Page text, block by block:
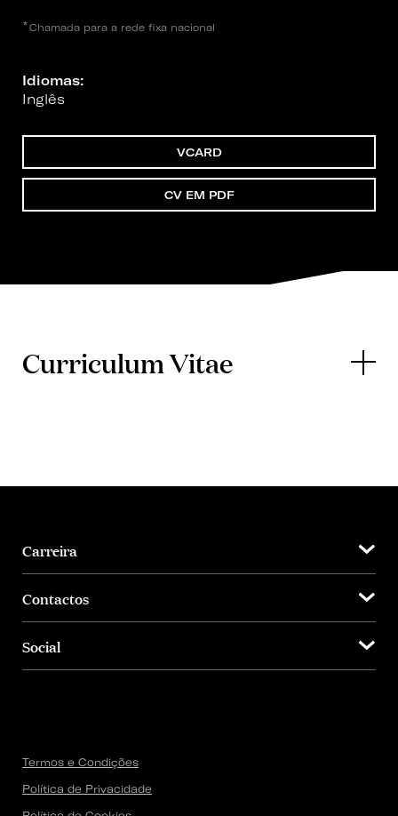
* Chamada para a rede fixa nacional
Idiomas:
Inglês
VCARD
CV EM PDF
Curriculum Vitae
Carreira
Contactos
Social
Termos e Condições
Política de Privacidade